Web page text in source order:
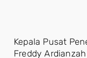
Kepala Pusat
Freddy